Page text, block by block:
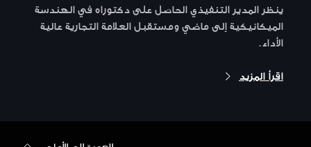
ينظر المدير التنفيذي الحاصل على دكتوراه في الهندسة
الميكانيكية إلى ماضي ومستقبل العلامة التجارية عالية
الأداء.
اقرأ المزيد